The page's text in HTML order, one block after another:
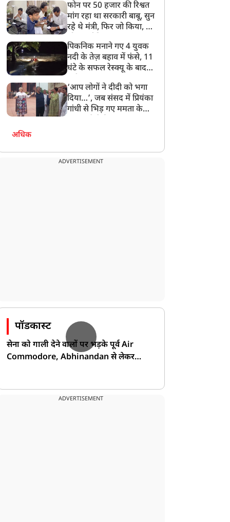
बेटी को गोद लें प्रधानमंत्री
फोन पर 50 हजार की रिश्वत
मांग रहा था सरकारी बाबू, सुन
रहे थे मंत्री, फिर जो किया, वो
पिकनिक मनाने गए 4 युवक
नदी के तेज़ बहाव में फंसे, 11
घंटे के सफल रेस्क्यू के बाद
‘आप लोगों ने दीदी को भगा
दिया…’, जब संसद में प्रियंका
गांधी से भिड़ गए ममता के
अधिक
ADVERTISEMENT
पॉडकास्ट
सेना को गाली देने वालों पर भड़के पूर्व Air
Commodore, Abhinandan से लेकर
ADVERTISEMENT